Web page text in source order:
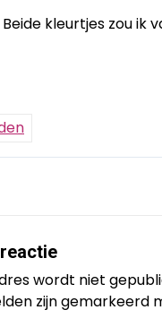
kleurtjes zou ik
wordt niet
zijn gemarkeerd